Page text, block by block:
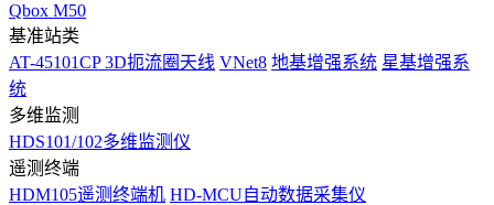
Qbox M50
基准站类
AT-45101CP 3D扼流圈天线 VNet8 地基增强系统 星基增强系
统
多维监测
HDS101/102多维监测仪
遥测终端
HDM105遥测终端机 HD-MCU自动数据采集仪